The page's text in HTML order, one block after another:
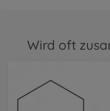
Wird oft